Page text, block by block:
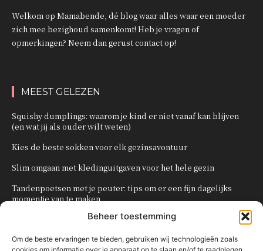
Beheer toestemming
Om de beste ervaringen te bieden, gebruiken wij technologieën zoals
Welkom op Mamabende, dé blog waar alles waar een moeder
zich mee bezighoud samenkomt! Heb je vragen of
opmerkingen? Neem dan gerust contact op!
MEEST GELEZEN
Squishy dumplings: waarom je kind er niet vanaf kan blijven
(en wat jij als ouder wilt weten)
Kies de beste sokken voor elk gezinsavontuur
Slim omgaan met kledinguitgaven voor het hele gezin
Tandenpoetsen met je peuter: tips om er een fijn dagelijks
momentje van te maken
Zo organiseer je een onvergetelijk kinderfeestje